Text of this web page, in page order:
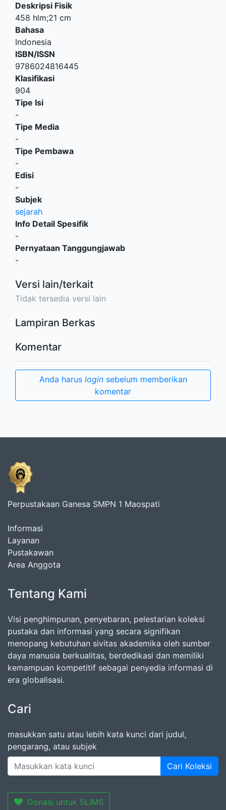
Deskripsi Fisik
458 hlm;21 cm
Bahasa
Indonesia
ISBN/ISSN
9786024816445
Klasifikasi
904
Tipe Isi
-
Tipe Media
-
Tipe Pembawa
-
Edisi
-
Subjek
sejarah
Info Detail Spesifik
-
Pernyataan Tanggungjawab
-
Versi lain/terkait
Tidak tersedia versi lain
Lampiran Berkas
Komentar
Anda harus loginsebelum memberikan
komentar
Perpustakaan Ganesa SMPN 1 Maospati
Informasi
Layanan
Pustakawan
Area Anggota
Tentang Kami
Visi penghimpunan, penyebaran, pelestarian koleksi
pustaka dan informasi yang secara signifikan
menopang kebutuhan sivitas akademika oleh sumber
daya manusia berkualitas, berdedikasi dan memiliki
kemampuan kompetitif sebagai penyedia informasi di
era globalisasi.
Cari
masukkan satu atau lebih kata kunci dari judul,
pengarang, atau subjek
Cari Koleksi
Donasi untuk SLiMS